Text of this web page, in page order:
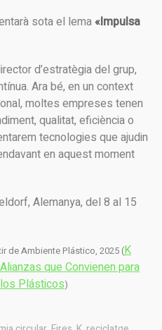
sota el lema«Impulsa
d’estratègia del grup,
Ara bé, en un context
moltes empreses tenen
qualitat, eficiència o
tecnologies que ajudin
en aquest moment
Alemanya, del 8 al 15
de Ambiente Plástico, 2025 (K
que Convienen para
Plásticos)